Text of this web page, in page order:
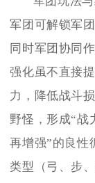
军团可解锁军
同时军团协同
强化虽不直接
力，降低战斗
野怪，形成“
再增强”的良性
类型（弓、步